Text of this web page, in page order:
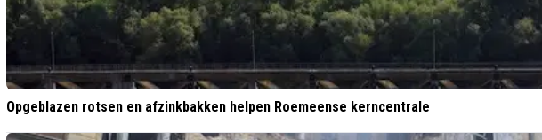
Opgeblazen rotsen en afzinkbakken helpen Roemeense kerncentrale